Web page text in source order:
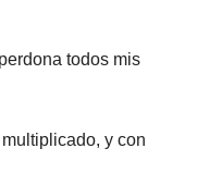
todos mis
y con